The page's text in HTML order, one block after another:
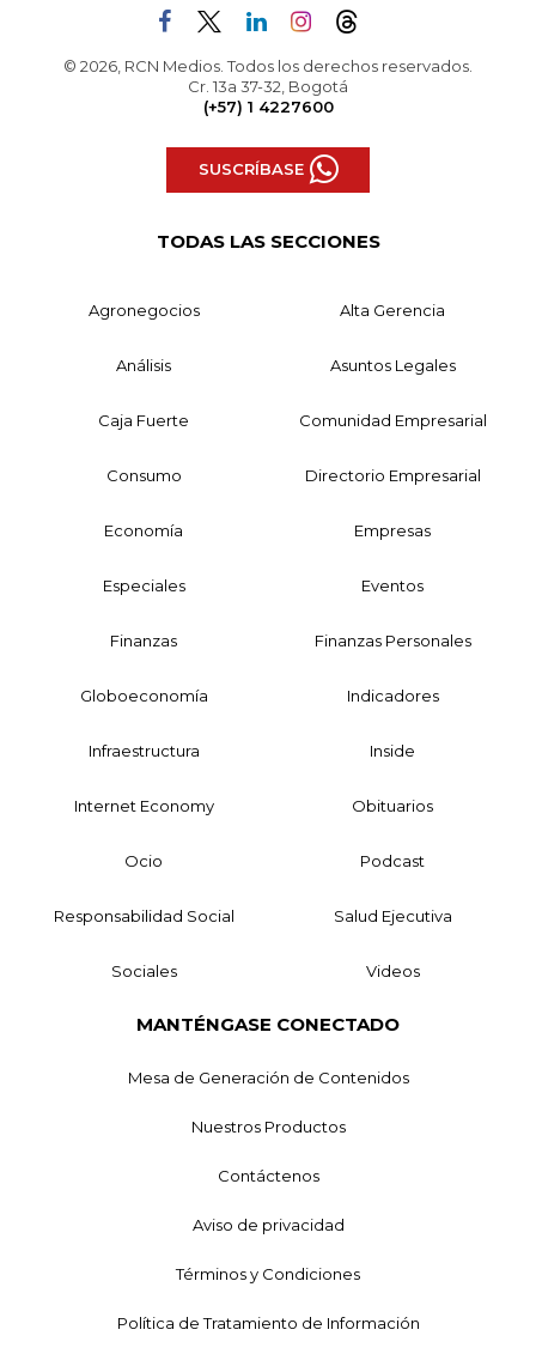
© 2026, RCN Medios. Todos los derechos reservados.
Cr. 13a 37-32, Bogotá
(+57) 1 4227600
SUSCRÍBASE
TODAS LAS SECCIONES
Agronegocios Alta Gerencia
Análisis Asuntos Legales
Caja Fuerte Comunidad Empresarial
Consumo Directorio Empresarial
Economía Empresas
Especiales Eventos
Finanzas Finanzas Personales
Globoeconomía Indicadores
Infraestructura Inside
Internet Economy Obituarios
Ocio Podcast
Responsabilidad Social Salud Ejecutiva
Sociales Videos
MANTÉNGASE CONECTADO
Mesa de Generación de Contenidos
Nuestros Productos
Contáctenos
Aviso de privacidad
Términos y Condiciones
Política de Tratamiento de Información